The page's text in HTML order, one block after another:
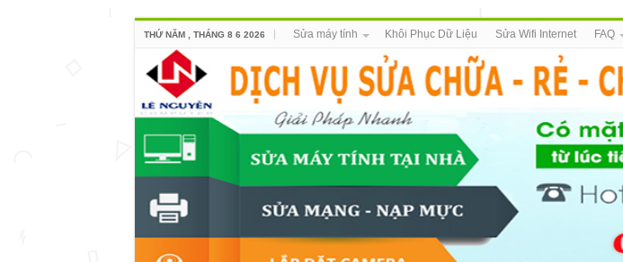
THỨ NĂM , THÁNG 8 6 2026 Sửa máy tính Khôi Phục Dữ Liệu Sửa Wifi Internet FAQ